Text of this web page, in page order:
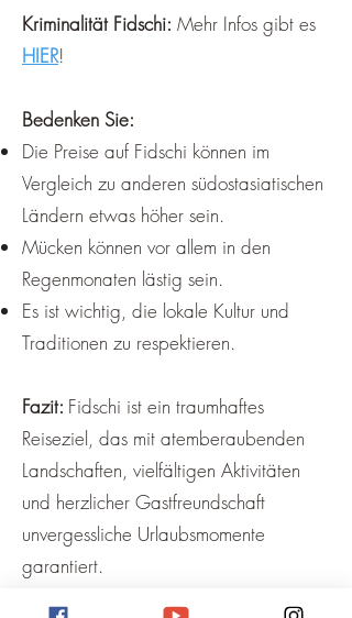
Kriminalität Fidschi: Mehr Infos gibt es
HIER!
Bedenken Sie:
Die Preise auf Fidschi können im
Vergleich zu anderen südostasiatischen
Ländern etwas höher sein.
Mücken können vor allem in den
Regenmonaten lästig sein.
Es ist wichtig, die lokale Kultur und
Traditionen zu respektieren.
Fazit: Fidschi ist ein traumhaftes
Reiseziel, das mit atemberaubenden
Landschaften, vielfältigen Aktivitäten
und herzlicher Gastfreundschaft
unvergessliche Urlaubsmomente
garantiert.